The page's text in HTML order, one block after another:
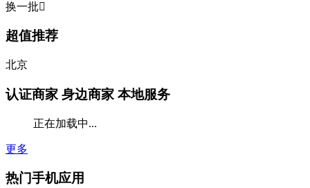
换一批
超值推荐
北京
认证商家 身边商家 本地服务
正在加载中...
更多
热门手机应用